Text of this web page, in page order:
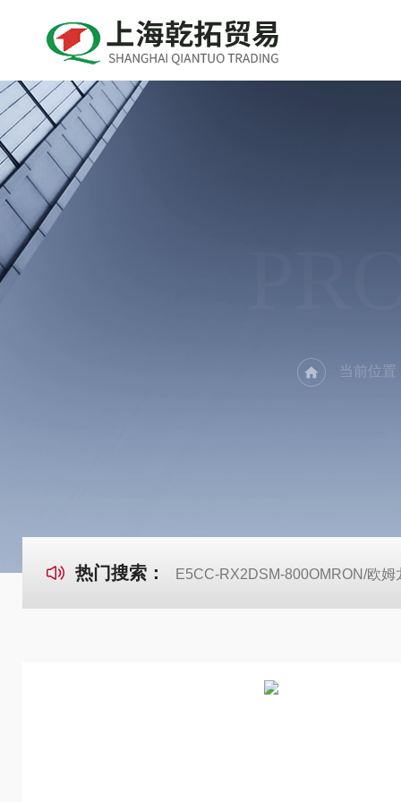
当前位置
热门搜索： E5CC-RX2DSM-800OMRON/欧